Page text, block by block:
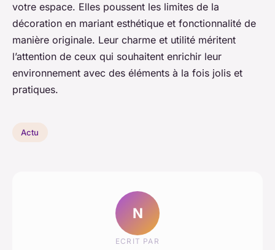
votre espace. Elles poussent les limites de la
décoration en mariant esthétique et fonctionnalité de
manière originale. Leur charme et utilité méritent
l’attention de ceux qui souhaitent enrichir leur
environnement avec des éléments à la fois jolis et
pratiques.
Actu
N
ECRIT PAR